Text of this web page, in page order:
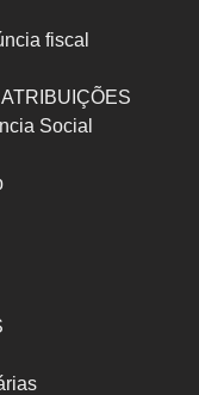
fiscal
Social